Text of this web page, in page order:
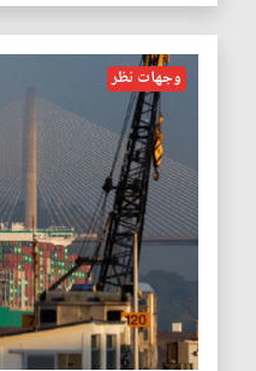
وجهات نظر